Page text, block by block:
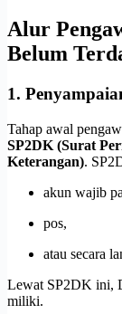
Alur
Belum
1.
Tahap awal
SP2DK (Surat
Keterangan).
akun wajib
pos,
atau secara
Lewat SP2DK ini,
miliki.